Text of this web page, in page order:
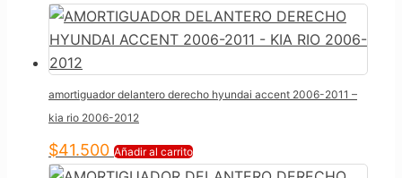
amortiguador delantero derecho hyundai accent 2006-2011 –
kia rio 2006-2012
$41.500 Añadir al carrito